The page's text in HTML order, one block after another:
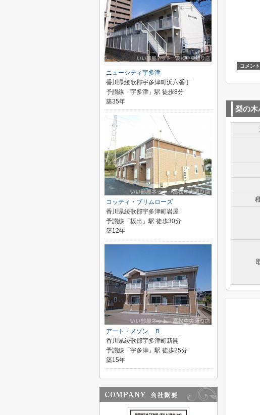
コメント
梨の木
ニューシティ宇多津
香川県綾歌郡宇多津町浜六番丁
予讃線「宇多津」駅 徒歩8分
築35年
コッティ・プリムローズ
香川県綾歌郡宇多津町岩屋
予讃線「坂出」駅 徒歩30分
築12年
アート・メゾン Ｂ
香川県綾歌郡宇多津町新開
予讃線「宇多津」駅 徒歩25分
築15年